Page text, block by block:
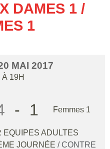
DAMES 1 /
1
MAI 2017
19H
- 1 Femmes 1
EQUIPES ADULTES
JOURNÉE / CONTRE